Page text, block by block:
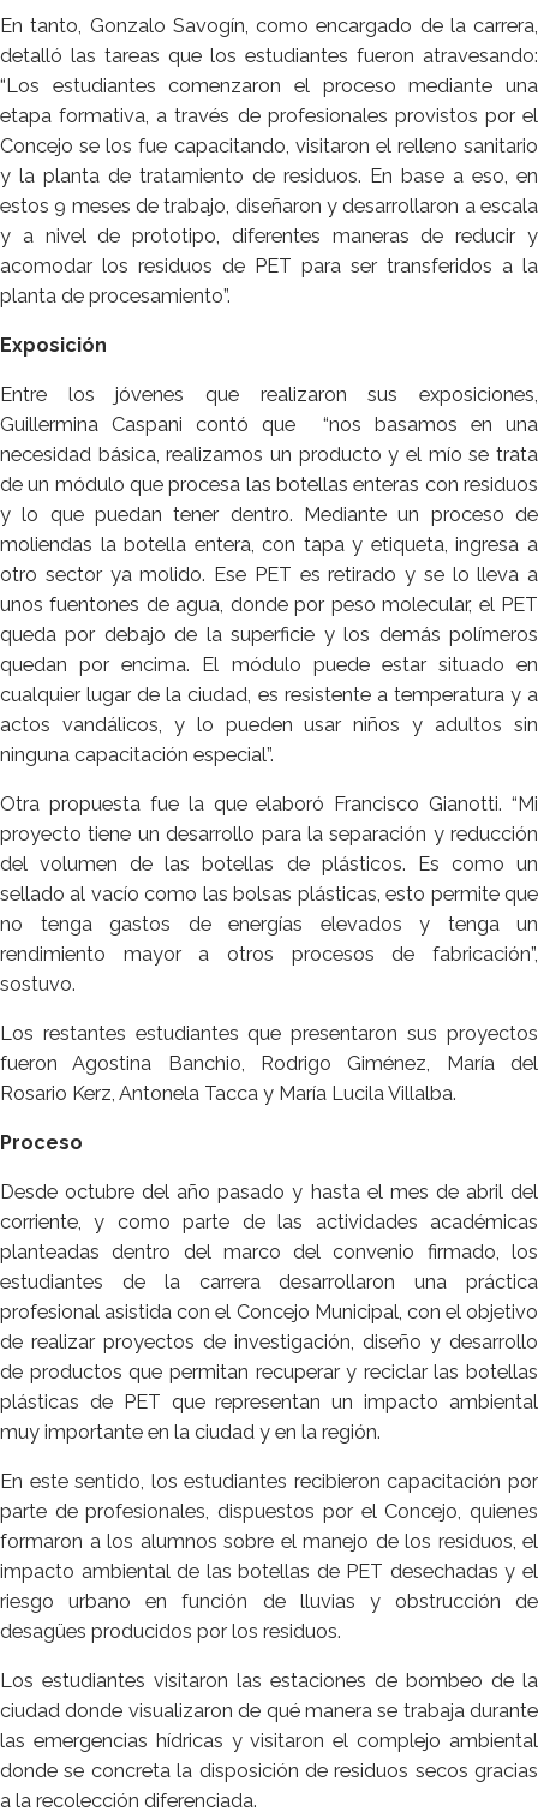
En tanto, Gonzalo Savogín, como encargado de la carrera,
detalló las tareas que los estudiantes fueron atravesando:
“Los estudiantes comenzaron el proceso mediante una
etapa formativa, a través de profesionales provistos por el
Concejo se los fue capacitando, visitaron el relleno sanitario
y la planta de tratamiento de residuos. En base a eso, en
estos 9 meses de trabajo, diseñaron y desarrollaron a escala
y a nivel de prototipo, diferentes maneras de reducir y
acomodar los residuos de PET para ser transferidos a la
planta de procesamiento”.
Exposición
Entre los jóvenes que realizaron sus exposiciones,
Guillermina Caspani contó que “nos basamos en una
necesidad básica, realizamos un producto y el mío se trata
de un módulo que procesa las botellas enteras con residuos
y lo que puedan tener dentro. Mediante un proceso de
moliendas la botella entera, con tapa y etiqueta, ingresa a
otro sector ya molido. Ese PET es retirado y se lo lleva a
unos fuentones de agua, donde por peso molecular, el PET
queda por debajo de la superficie y los demás polímeros
quedan por encima. El módulo puede estar situado en
cualquier lugar de la ciudad, es resistente a temperatura y a
actos vandálicos, y lo pueden usar niños y adultos sin
ninguna capacitación especial”.
Otra propuesta fue la que elaboró Francisco Gianotti. “Mi
proyecto tiene un desarrollo para la separación y reducción
del volumen de las botellas de plásticos. Es como un
sellado al vacío como las bolsas plásticas, esto permite que
no tenga gastos de energías elevados y tenga un
rendimiento mayor a otros procesos de fabricación”,
sostuvo.
Los restantes estudiantes que presentaron sus proyectos
fueron Agostina Banchio, Rodrigo Giménez, María del
Rosario Kerz, Antonela Tacca y María Lucila Villalba.
Proceso
Desde octubre del año pasado y hasta el mes de abril del
corriente, y como parte de las actividades académicas
planteadas dentro del marco del convenio firmado, los
estudiantes de la carrera desarrollaron una práctica
profesional asistida con el Concejo Municipal, con el objetivo
de realizar proyectos de investigación, diseño y desarrollo
de productos que permitan recuperar y reciclar las botellas
plásticas de PET que representan un impacto ambiental
muy importante en la ciudad y en la región.
En este sentido, los estudiantes recibieron capacitación por
parte de profesionales, dispuestos por el Concejo, quienes
formaron a los alumnos sobre el manejo de los residuos, el
impacto ambiental de las botellas de PET desechadas y el
riesgo urbano en función de lluvias y obstrucción de
desagües producidos por los residuos.
Los estudiantes visitaron las estaciones de bombeo de la
ciudad donde visualizaron de qué manera se trabaja durante
las emergencias hídricas y visitaron el complejo ambiental
donde se concreta la disposición de residuos secos gracias
a la recolección diferenciada.